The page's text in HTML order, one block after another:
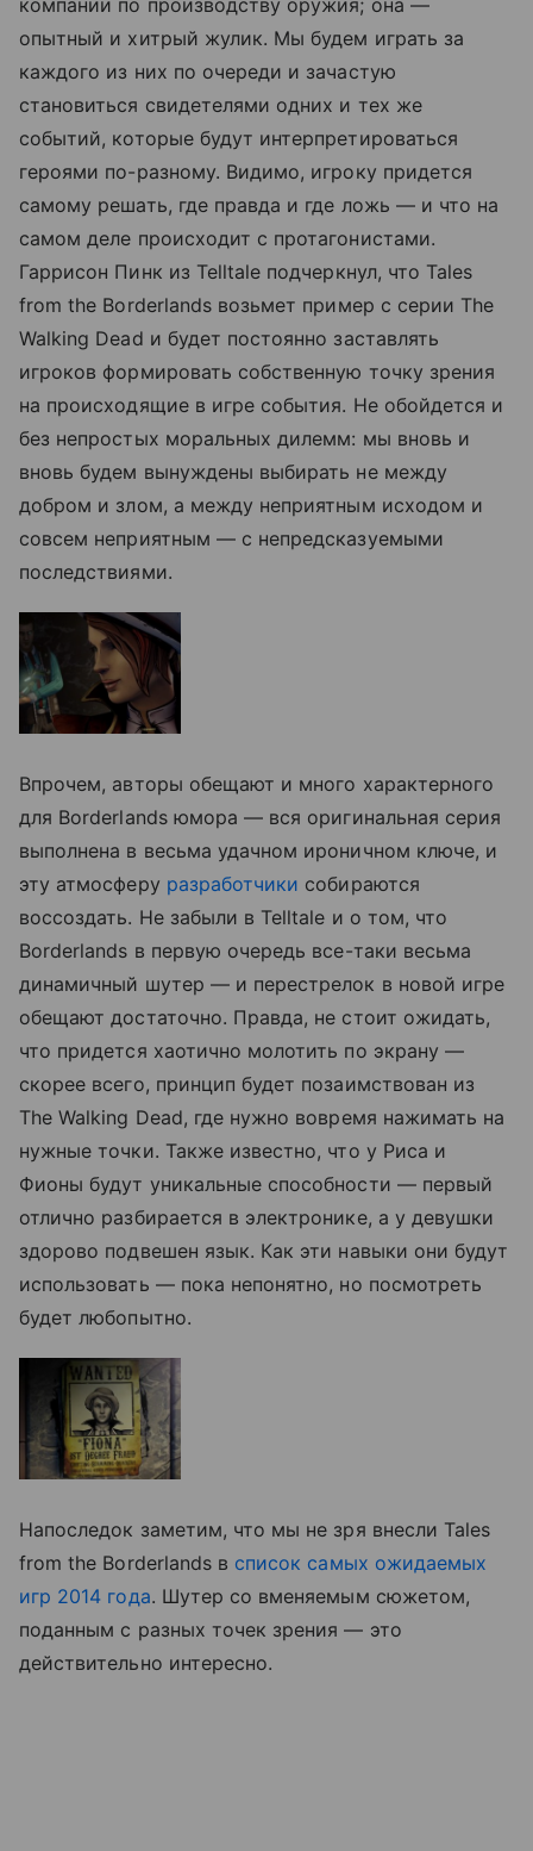
компании по производству оружия; она —
опытный и хитрый жулик. Мы будем играть за
каждого из них по очереди и зачастую
становиться свидетелями одних и тех же
событий, которые будут интерпретироваться
героями по-разному. Видимо, игроку придется
самому решать, где правда и где ложь — и что на
самом деле происходит с протагонистами.
Гаррисон Пинк из Telltale подчеркнул, что Tales
from the Borderlands возьмет пример с серии The
Walking Dead и будет постоянно заставлять
игроков формировать собственную точку зрения
на происходящие в игре события. Не обойдется и
без непростых моральных дилемм: мы вновь и
вновь будем вынуждены выбирать не между
добром и злом, а между неприятным исходом и
совсем неприятным — с непредсказуемыми
последствиями.
Впрочем, авторы обещают и много характерного
для Borderlands юмора — вся оригинальная серия
выполнена в весьма удачном ироничном ключе, и
эту атмосферу разработчики собираются
воссоздать. Не забыли в Telltale и о том, что
Borderlands в первую очередь все-таки весьма
динамичный шутер — и перестрелок в новой игре
обещают достаточно. Правда, не стоит ожидать,
что придется хаотично молотить по экрану —
скорее всего, принцип будет позаимствован из
The Walking Dead, где нужно вовремя нажимать на
нужные точки. Также известно, что у Риса и
Фионы будут уникальные способности — первый
отлично разбирается в электронике, а у девушки
здорово подвешен язык. Как эти навыки они будут
использовать — пока непонятно, но посмотреть
будет любопытно.
Напоследок заметим, что мы не зря внесли Tales
from the Borderlands в список самых ожидаемых
игр 2014 года. Шутер со вменяемым сюжетом,
поданным с разных точек зрения — это
действительно интересно.